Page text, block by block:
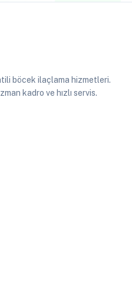
böcek ilaçlama hizmetleri.
kadro ve hızlı servis.